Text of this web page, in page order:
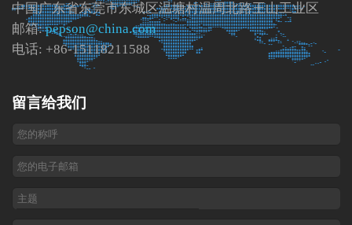
中国广东省东莞市东城区温塘村温周北路王山工业区
邮箱:pepson@china.com
电话: +86-15118211588
留言给我们